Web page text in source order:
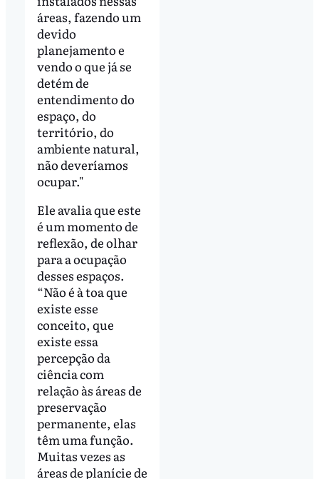
áreas, fazendo um
devido
planejamento e
vendo o que já se
detém de
entendimento do
espaço, do
território, do
ambiente natural,
não deveríamos
ocupar."
Ele avalia que este
é um momento de
reflexão, de olhar
para a ocupação
desses espaços.
“Não é à toa que
existe esse
conceito, que
existe essa
percepção da
ciência com
relação às áreas de
preservação
permanente, elas
têm uma função.
Muitas vezes as
áreas de planície de